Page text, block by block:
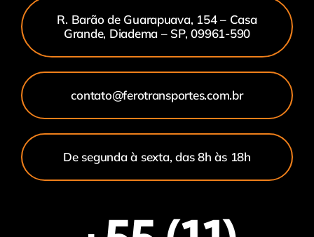
R. Barão de Guarapuava, 154 – Casa
Grande, Diadema – SP, 09961-590
contato@ferotransportes.com.br
De segunda à sexta, das 8h às 18h